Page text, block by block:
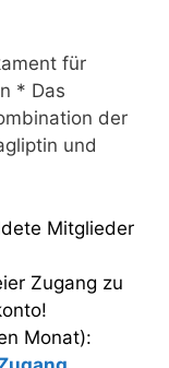
für
* Das
der
und
Mitglieder
Zugang zu
Monat):